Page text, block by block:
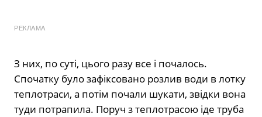
РЕКЛАМА
З них, по суті, цього разу все і почалось.
Спочатку було зафіксовано розлив води в лотку
теплотраси, а потім почали шукати, звідки вона
туди потрапила. Поруч з теплотрасою іде труба